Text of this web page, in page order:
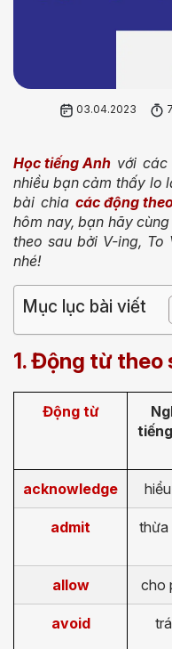
03.04.2023
Học tiếng Anh với
nhiều bạn cảm thấy lo
bài chia các động
hôm nay, bạn hãy
theo sau bởi V-ing,
nhé!
Mục lục bài viết
1. Động từ theo
Động từ
acknowledge
admit thừa
allow cho
avoid